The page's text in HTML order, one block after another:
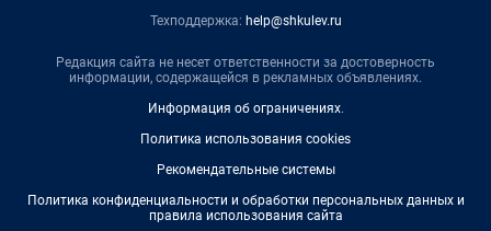
Техподдержка: help@shkulev.ru
Редакция сайта не несет ответственности за достоверность
информации, содержащейся в рекламных объявлениях.
Информация об ограничениях.
Политика использования cookies
Рекомендательные системы
Политика конфиденциальности и обработки персональных данных и
правила использования сайта